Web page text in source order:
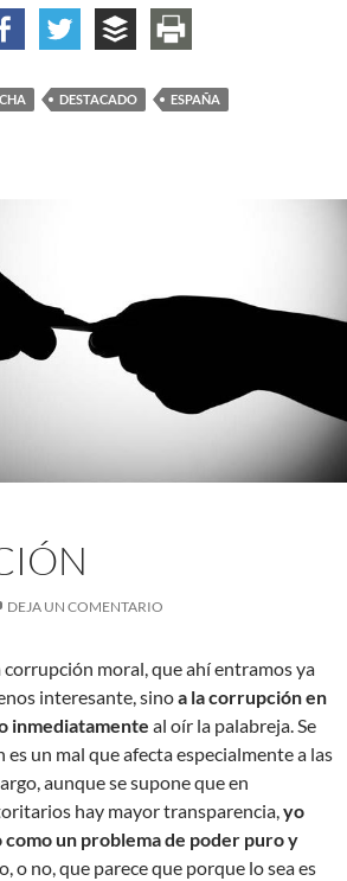
DESTACADO
ESPAÑA
DEJA UN COMENTARIO
corrupción moral, que ahí entramos ya
interesante, sinoa la corrupción en
inmediatamente al oír la palabreja. Se
un mal que afecta especialmente a las
aunque se supone que en
hay mayor transparencia,yo
un problema de poder puro y
o no, que parece que porque lo sea es